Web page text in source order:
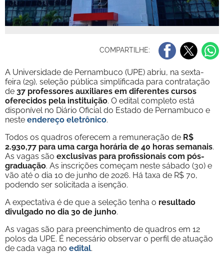
COMPARTILHE:
A Universidade de Pernambuco (UPE) abriu, na sexta-
feira (29), seleção pública simplificada para contratação
de 37 professores auxiliares em diferentes cursos
oferecidos pela instituição. O edital completo está
disponível no Diário Oficial do Estado de Pernambuco e
neste endereço eletrônico.
Todos os quadros oferecem a remuneração de R$
2.930,77 para uma carga horária de 40 horas semanais.
As vagas são exclusivas para profissionais com pós-
graduação. As inscrições começam neste sábado (30) e
vão até o dia 10 de junho de 2026. Há taxa de R$ 70,
podendo ser solicitada a isenção.
A expectativa é de que a seleção tenha o resultado
divulgado no dia 30 de junho.
As vagas são para preenchimento de quadros em 12
polos da UPE. É necessário observar o perfil de atuação
de cada vaga no edital.